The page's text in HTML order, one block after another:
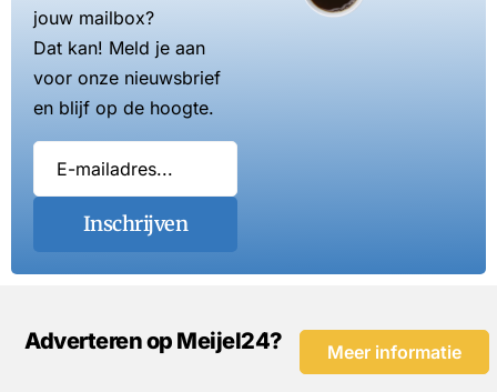
jouw mailbox?
Dat kan! Meld je aan
voor onze nieuwsbrief
en blijf op de hoogte.
Inschrijven
Adverteren op Meijel24? Meer informatie